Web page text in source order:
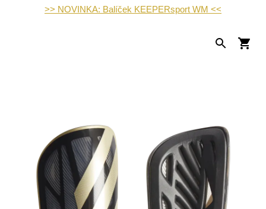
>> NOVINKA: Balíček KEEPERsport WM <<